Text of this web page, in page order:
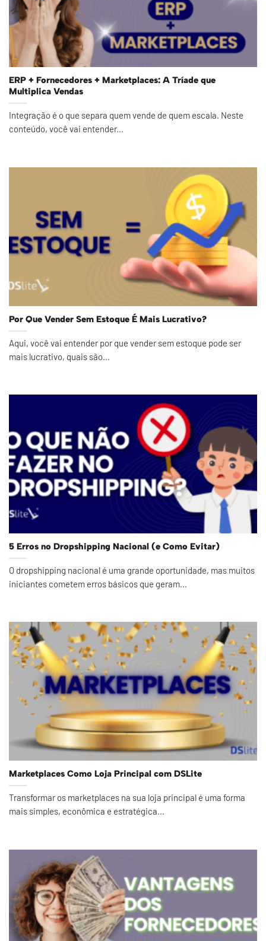
ERP + Fornecedores + Marketplaces: A Tríade que
Multiplica Vendas
Integração é o que separa quem vende de quem escala. Neste
conteúdo, você vai entender...
Por Que Vender Sem Estoque É Mais Lucrativo?
Aqui, você vai entender por que vender sem estoque pode ser
mais lucrativo, quais são...
5 Erros no Dropshipping Nacional (e Como Evitar)
O dropshipping nacional é uma grande oportunidade, mas muitos
iniciantes cometem erros básicos que geram...
Marketplaces Como Loja Principal com DSLite
Transformar os marketplaces na sua loja principal é uma forma
mais simples, econômica e estratégica...